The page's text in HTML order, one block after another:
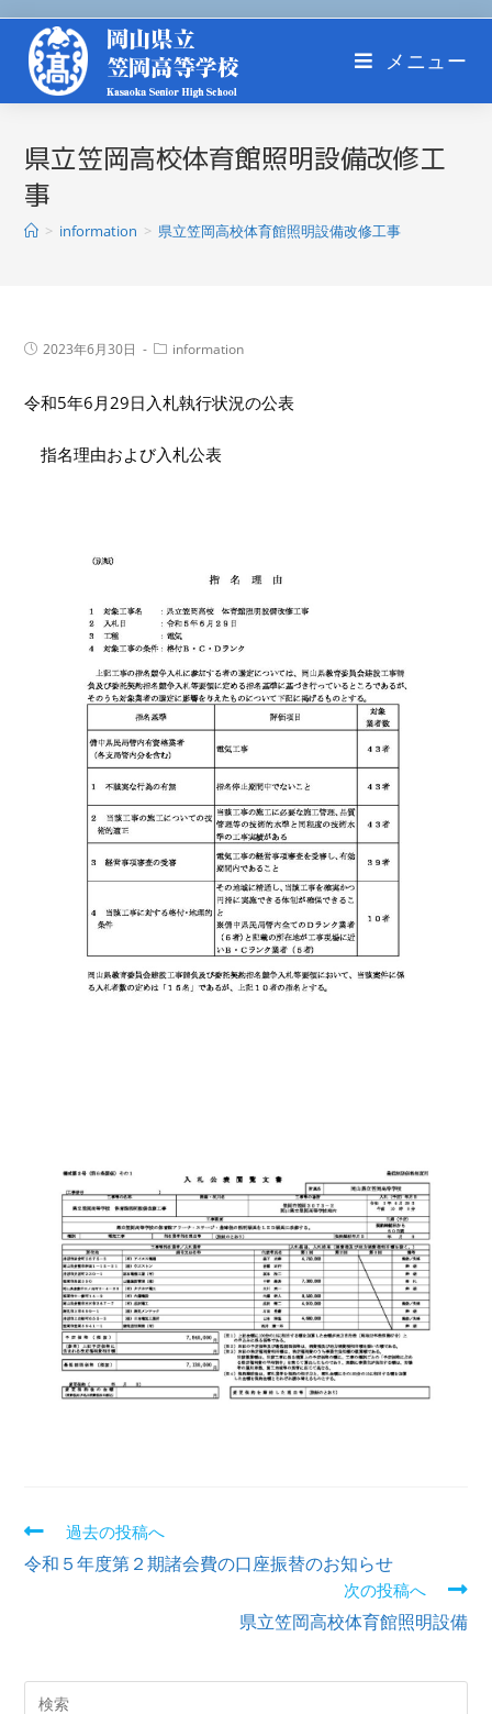
メニュー
県立笠岡高校体育館照明設備改修工
事
> information > 県立笠岡高校体育館照明設備改修工事
2023年6月30日 information
令和5年6月29日入札執行状況の公表
指名理由および入札公表
過去の投稿へ
令和５年度第２期諸会費の口座振替のお知らせ
次の投稿へ
県立笠岡高校体育館照明設備